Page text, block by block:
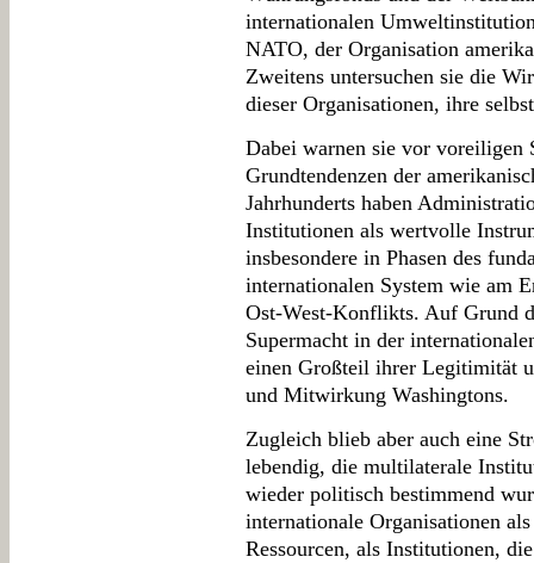
internationalen
NATO, der Organisation
Zweitens untersuchen sie die
dieser Organisationen, ihre
Dabei warnen sie vor voreiligen
Grundtendenzen der
Jahrhunderts haben
Institutionen als wertvolle
insbesondere in Phasen des
internationalen System wie am
Ost-West-Konflikts. Auf Grund
Supermacht in der
einen Großteil ihrer Legitimität
und Mitwirkung Washingtons.
Zugleich blieb aber auch eine
lebendig, die multilaterale
wieder politisch bestimmend
internationale Organisationen
Ressourcen, als Institutionen,